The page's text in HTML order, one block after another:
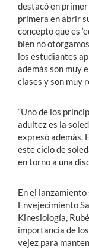
destacó en
primera en abrir
concepto que es
bien no
los estudiantes
además son muy
clases y son muy
“Uno de los
adultez es la
expresó además.
este ciclo de
en torno a una
En el lanzamiento
Envejecimiento
Kinesiología,
importancia de
vejez para